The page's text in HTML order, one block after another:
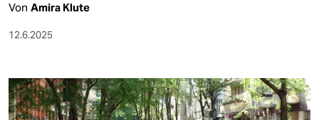
abo
genossenschaft
Von Amira Klute
12.6.2025